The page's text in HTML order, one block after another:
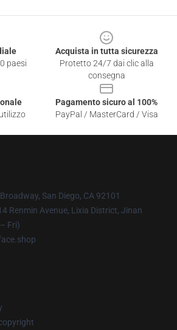
paesi
Acquista in tutta sicurezza
Protetto 24/7 dai clic alla
consegna
Pagamento sicuro al 100%
PayPal / MasterCard / Visa
San Diego, CA 92101
Renmin Avenue, Lixia District, Jinan
Fri)